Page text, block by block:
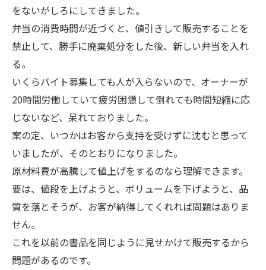
をないがしろにしてきました。
弁当の消費時間が近づくと、値引きして販売することを
禁止して、勝手に廃棄処分をした後、新しい弁当を入れ
る。
いくらバイト募集しても人が入らないので、オーナーが
20時間労働していて疲労困憊して倒れても時間短縮に応
じないなど、呆れておりました。
案の定、いつかはお客から支持を受けずに沈むと思って
いましたが、そのとおりになりました。
原材料費が高騰して値上げをするのなら理解できます。
要は、値段を上げようと、ボリュームを下げようと、品
質を落とそうが、お客が納得してくれれば問題はありま
せん。
これを以前の書品を同じように見せかけて販売するから
問題があるのです。